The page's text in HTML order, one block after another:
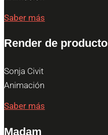
Saber más
Render de producto
Sonja Civit
Animación
Saber más
Madam